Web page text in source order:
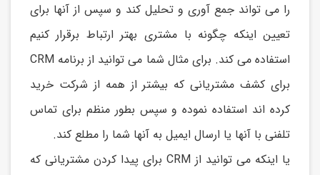
را می تواند جمع آوری و تحلیل کند و سپس از آنها برای
تعیین اينکه چگونه با مشتری بهتر ارتباط برقرار کنیم
استفاده می کند. برای مثال شما می توانید از برنامه CRM
برای کشف مشتريانی که بیشتر از همه از شرکت خريد
کرده اند استفاده نموده و سپس بطور منظم برای تماس
تلفنی با آنها يا ارسال ايمیل به آنها شما را مطلع کند.
يا اينکه می توانید از CRM برای پیدا کردن مشتريانی که